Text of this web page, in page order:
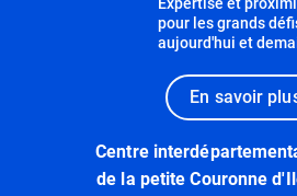
Expertise et
pour les grands
aujourd'hui et
En savoir
Centre
de la petite Couronne